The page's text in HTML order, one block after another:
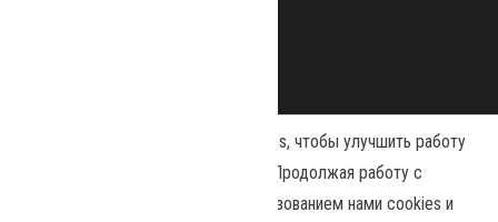
Наш сайт использует файлы cookies, чтобы улучшить работу
и повысить эффективность сайта. Продолжая работу с
сайтом, вы соглашаетесь с использованием нами cookies и